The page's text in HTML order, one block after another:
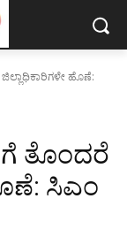
ಹೊಣೆ:
ತೊಂದರೆ
ಸಿಎಂ